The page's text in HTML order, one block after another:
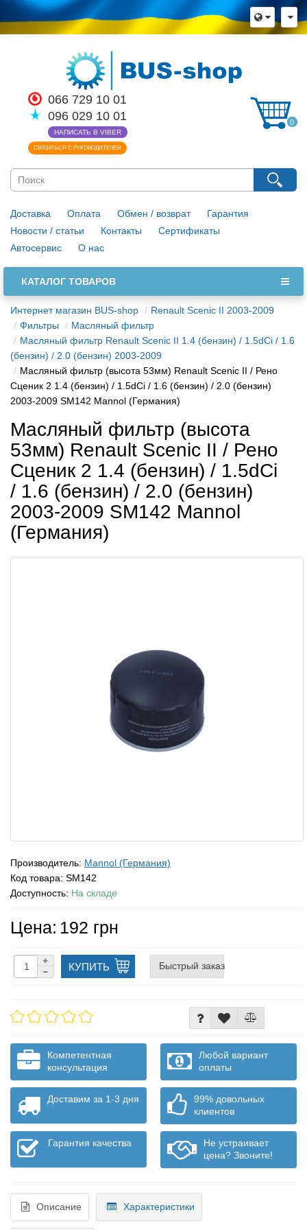
066 729 10 01
096 029 10 01
НАПИСАТЬ В VIBER
СВЯЗАТЬСЯ С РУКОВОДИТЕЛЕМ
0
Доставка Оплата Обмен / возврат
Гарантия
Новости / статьи
Контакты
Сертификаты
Автосервис
О нас
КАТАЛОГ ТОВАРОВ
Интернет магазин BUS-shop
Renault Scenic II 2003-2009
Фильтры
Масляный фильтр
Масляный фильтр Renault Scenic II 1.4 (бензин) / 1.5dCi / 1.6
(бензин) / 2.0 (бензин) 2003-2009
Масляный фильтр (высота 53мм) Renault Scenic II / Рено
Сценик 2 1.4 (бензин) / 1.5dCi / 1.6 (бензин) / 2.0 (бензин)
2003-2009 SM142 Mannol (Германия)
Масляный фильтр (высота
53мм) Renault Scenic II / Рено
Сценик 2 1.4 (бензин) / 1.5dCi
/ 1.6 (бензин) / 2.0 (бензин)
2003-2009 SM142 Mannol
(Германия)
Производитель: Mannol (Германия)
Код товара: SM142
Доступность: На складе
Цена: 192 грн
КУПИТЬ Быстрый заказ
Компетентная
консультация
Любой вариант
оплаты
Доставим за 1-3 дня
99% довольных
клиентов
Гарантия качества
Не устраивает
цена? Звоните!
Описание Характеристики